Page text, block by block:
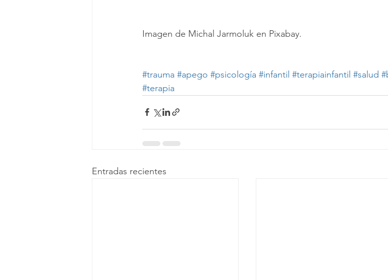
Imagen de Michal Jarmoluk en Pixabay.
#trauma #apego #psicología #infantil #terapiainfantil #salud
#terapia
Entradas recientes